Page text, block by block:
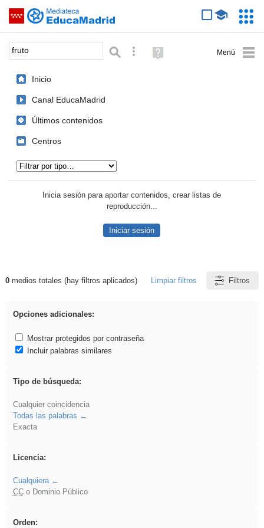
Saltar navegación
Palabra o frase: Búsqueda avanzada
Ayuda
(en
Inicio
Canal EducaMadrid
Últimos contenidos
Centros
Inicia sesión para aportar contenidos, crear listas de
reproducción...
Iniciar sesión
Resultados de: fruto
0medios totales (hay filtros aplicados) Limpiar filtros Filtros
Opciones adicionales:
Mostrar protegidos por contraseña
Incluir palabras similares
Tipo de búsqueda:
Cualquier coincidencia
Todas las palabras
Exacta
Licencia:
Cualquiera
CCo Dominio Público
Orden: